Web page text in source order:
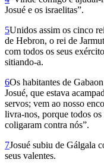
Josué e os israelitas”.
5Unidos assim os cinco
de Hebron, o rei de
com todos os seus
sitiando-a.
6Os habitantes de
Josué, que estava
servos; vem ao nosso
livra-nos, porque todos os
coligaram contra nós”.
7Josué subiu de Gálgala
seus valentes.